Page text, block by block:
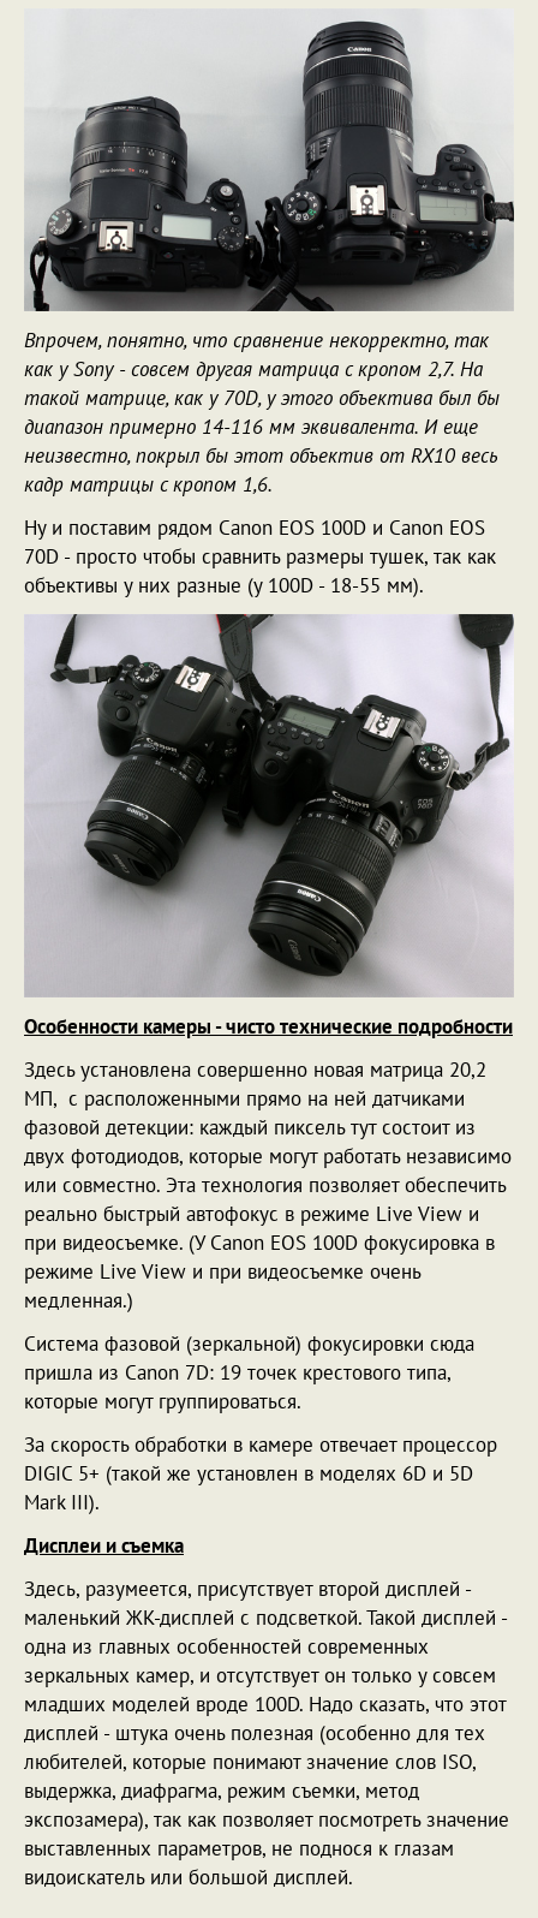
Впрочем, понятно, что сравнение некорректно, так
как у Sony - совсем другая матрица с кропом 2,7. На
такой матрице, как у 70D, у этого объектива был бы
диапазон примерно 14-116 мм эквивалента. И еще
неизвестно, покрыл бы этот объектив от RX10 весь
кадр матрицы с кропом 1,6.
Ну и поставим рядом Canon EOS 100D и Canon EOS
70D - просто чтобы сравнить размеры тушек, так как
объективы у них разные (у 100D - 18-55 мм).
Особенности камеры - чисто технические подробности
Здесь установлена совершенно новая матрица 20,2
МП, с расположенными прямо на ней датчиками
фазовой детекции: каждый пиксель тут состоит из
двух фотодиодов, которые могут работать независимо
или совместно. Эта технология позволяет обеспечить
реально быстрый автофокус в режиме Live View и
при видеосъемке. (У Canon EOS 100D фокусировка в
режиме Live View и при видеосъемке очень
медленная.)
Система фазовой (зеркальной) фокусировки сюда
пришла из Canon 7D: 19 точек крестового типа,
которые могут группироваться.
За скорость обработки в камере отвечает процессор
DIGIC 5+ (такой же установлен в моделях 6D и 5D
Mark III).
Дисплеи и съемка
Здесь, разумеется, присутствует второй дисплей -
маленький ЖК-дисплей с подсветкой. Такой дисплей -
одна из главных особенностей современных
зеркальных камер, и отсутствует он только у совсем
младших моделей вроде 100D. Надо сказать, что этот
дисплей - штука очень полезная (особенно для тех
любителей, которые понимают значение слов ISO,
выдержка, диафрагма, режим съемки, метод
экспозамера), так как позволяет посмотреть значение
выставленных параметров, не поднося к глазам
видоискатель или большой дисплей.